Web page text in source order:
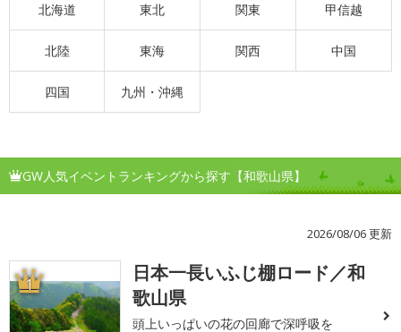
北海道 東北 関東 甲信越
北陸 東海 関西 中国
四国 九州・沖縄
GW人気イベントランキングから探す【和歌山県】
2026/08/06 更新
1
日本一長いふじ棚ロード／和
歌山県
頭上いっぱいの花の回廊で深呼吸を